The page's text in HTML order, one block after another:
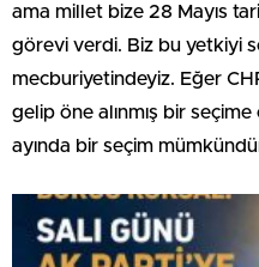
ama millet bize 28 Mayıs
görevi verdi. Biz bu yetkiyi
mecburiyetindeyiz. Eğer
gelip öne alınmış bir
ayında bir seçim